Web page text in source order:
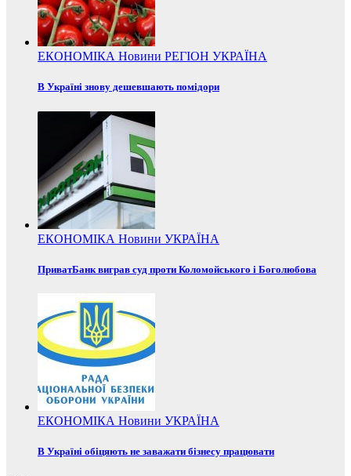
ЕКОНОМІКА Новини РЕГІОН УКРАЇНА
В Україні знову дешевшають помідори
ЕКОНОМІКА Новини УКРАЇНА
ПриватБанк виграв суд проти Коломойського і Боголюбова
ЕКОНОМІКА Новини УКРАЇНА
В Україні обіцяють не заважати бізнесу працювати